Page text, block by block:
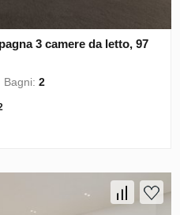
3 camere da letto, 97
Bagni:2